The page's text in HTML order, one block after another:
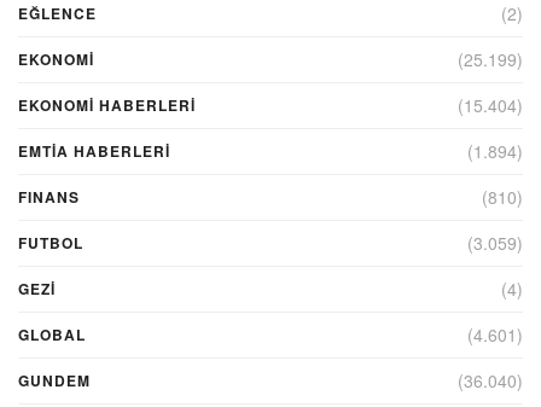
EĞLENCE (2)
EKONOMİ (25.199)
EKONOMI HABERLERI (15.404)
EMTIA HABERLERI (1.894)
FINANS (810)
FUTBOL (3.059)
GEZI (4)
GLOBAL (4.601)
GUNDEM (36.040)